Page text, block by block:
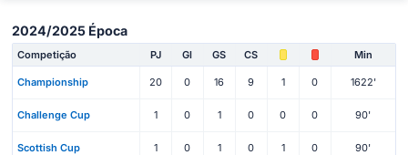
2024/2025 Época
Competição PJ Gl GS CS Min
Championship 20 0 16 9 1 0 1622'
Challenge Cup 1 0 1 0 0 0 90'
Scottish Cup 1 0 1 0 1 0 90'